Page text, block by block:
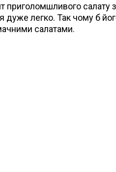
приголомшливого салату
дуже легко. Так чому б
салатами.